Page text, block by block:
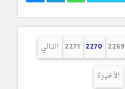
2269
2270
2271 التالي
الأخيرة